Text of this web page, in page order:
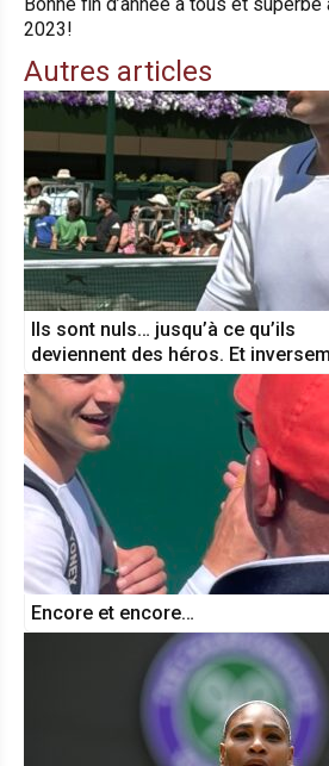
2023!
Autres articles
Ils sont nuls… jusqu’à ce qu’ils
deviennent des héros. Et
Encore et encore…